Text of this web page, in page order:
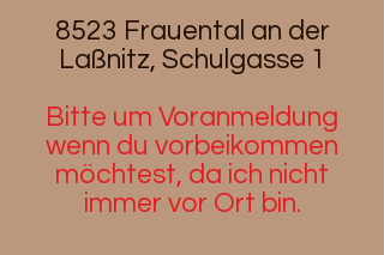
8523 Frauental an der
Laßnitz, Schulgasse 1
Bitte um Voranmeldung
wenn du vorbeikommen
möchtest, da ich nicht
immer vor Ort bin.